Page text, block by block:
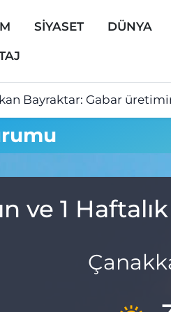
SİYASET DÜNYA
Bayraktar: Gabar
ve 1